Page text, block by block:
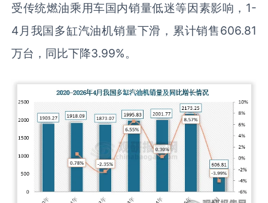
受传统燃油乘用车国内销量低迷等因素影响，1-
4月我国多缸汽油机销量下滑，累计销售606.81
万台，同比下降3.99%。